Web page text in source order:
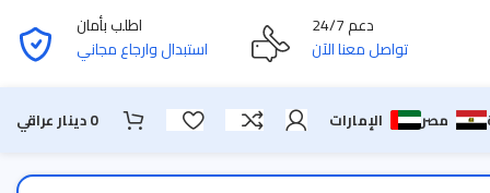
دعم 24/7
تواصل معنا الآن
اطلب بأمان
استبدال وارجاع مجاني
مصر الإمارات 0دينار عراقي